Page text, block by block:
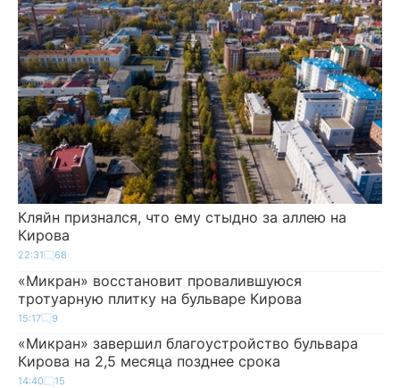
Кляйн признался, что ему стыдно за аллею на
Кирова
22:31 68
«Микран» восстановит провалившуюся
тротуарную плитку на бульваре Кирова
15:17 9
«Микран» завершил благоустройство бульвара
Кирова на 2,5 месяца позднее срока
14:40 15